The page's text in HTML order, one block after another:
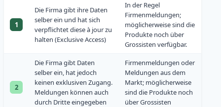
1
Die Firma gibt ihre Daten
selber ein und hat sich
verpflichtet diese à jour zu
halten (Exclusive Access)
In der Regel
Firmenmeldungen;
möglicherweise sind die
Produkte noch über
Grossisten verfügbar.
2
Die Firma gibt Daten
selber ein, hat jedoch
keinen exklusiven Zugang.
Meldungen können auch
durch Dritte eingegeben
Firmenmeldungen oder
Meldungen aus dem
Markt; möglicherweise
sind die Produkte noch
über Grossisten